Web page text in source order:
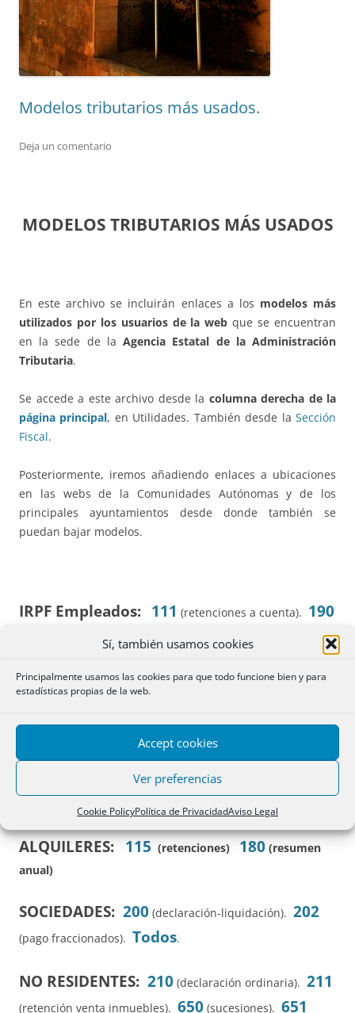
Sí, también usamos cookies
Principalmente usamos las cookies para que todo funcione bien y para
estadísticas propias de la web.
Accept cookies
Ver preferencias
Cookie PolicyPolítica de PrivacidadAviso Legal
Modelos tributarios más usados.
Deja un comentario
MODELOS TRIBUTARIOS MÁS USADOS
En este archivo se incluirán enlaces a los modelos más
utilizados por los usuarios de la web que se encuentran
en la sede de la Agencia Estatal de la Administración
Tributaria.
Se accede a este archivo desde la columna derecha de la
página principal, en Utilidades. También desde laSección
Fiscal.
Posteriormente, iremos añadiendo enlaces a ubicaciones
en las webs de la Comunidades Autónomas y de los
principales ayuntamientos desde donde también se
puedan bajar modelos.
IRPF Empleados: 111 (retenciones a cuenta). 190
(resumen anual). declaración de datos. Todos
IRPF Profesionales y empresarios: 130 (pago
Todos.
(pago trimestral).390(resumen anual).
Todos
ALQUILERES: 115 (retenciones) 180 (resumen
anual)
SOCIEDADES: 200 (declaración-liquidación). 202
(pago fraccionados). Todos.
NO RESIDENTES: 210 (declaración ordinaria). 211
(retención venta inmuebles). 650 (sucesiones). 651